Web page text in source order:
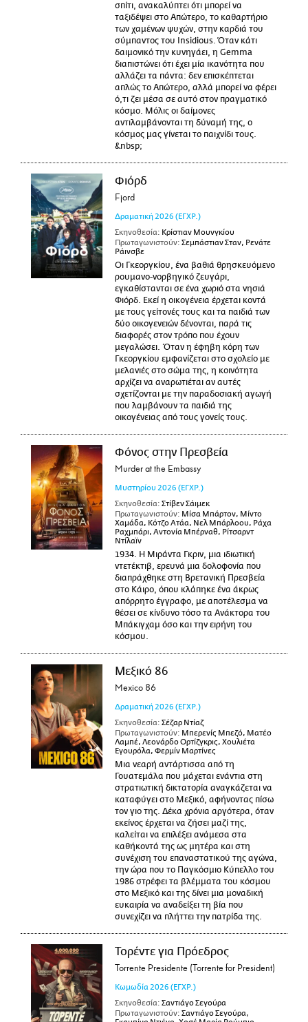
σπίτι, ανακαλύπτει ότι μπορεί να
ταξιδέψει στο Απώτερο, το καθαρτήριο
των χαμένων ψυχών, στην καρδιά του
σύμπαντος του Insidious. Όταν κάτι
δαιμονικό την κυνηγάει, η Gemma
διαπιστώνει ότι έχει μία ικανότητα που
αλλάζει τα πάντα: δεν επισκέπτεται
απλώς το Απώτερο, αλλά μπορεί να φέρει
ό,τι ζει μέσα σε αυτό στον πραγματικό
κόσμο. Μόλις οι δαίμονες
αντιλαμβάνονται τη δύναμή της, ο
κόσμος μας γίνεται το παιχνίδι τους.
&nbsp;
Φιόρδ
Fjord
Δραματική 2026 (ΕΓΧΡ.)
Σκηνοθεσία: Κρίστιαν Μουνγκίου
Πρωταγωνιστούν: Σεμπάστιαν Σταν, Ρενάτε
Ράινσβε
Οι Γκεοργκίου, ένα βαθιά θρησκευόμενο
ρουμανο-νορβηγικό ζευγάρι,
εγκαθίστανται σε ένα χωριό στα νησιά
Φιόρδ. Εκεί η οικογένεια έρχεται κοντά
με τους γείτονές τους και τα παιδιά των
δύο οικογενειών δένονται, παρά τις
διαφορές στον τρόπο που έχουν
μεγαλώσει. Όταν η έφηβη κόρη των
Γκεοργκίου εμφανίζεται στο σχολείο με
μελανιές στο σώμα της, η κοινότητα
αρχίζει να αναρωτιέται αν αυτές
σχετίζονται με την παραδοσιακή αγωγή
που λαμβάνουν τα παιδιά της
οικογένειας από τους γονείς τους.
Φόνος στην Πρεσβεία
Murder at the Embassy
Μυστηρίου 2026 (ΕΓΧΡ.)
Σκηνοθεσία: Στίβεν Σάιμεκ
Πρωταγωνιστούν: Μίσα Μπάρτον, Μίντο
Χαμάδα, Κότζο Ατάα, Νελ Μπάρλοου, Ράχα
Ραχμπάρι, Αντονία Μπέρναθ, Ρίτσαρντ
Ντίλαϊν
1934. Η Μιράντα Γκριν, μια ιδιωτική
ντετέκτιβ, ερευνά μια δολοφονία που
διαπράχθηκε στη Βρετανική Πρεσβεία
στο Κάιρο, όπου κλάπηκε ένα άκρως
απόρρητο έγγραφο, με αποτέλεσμα να
θέσει σε κίνδυνο τόσο τα Ανάκτορα του
Μπάκιγχαμ όσο και την ειρήνη του
κόσμου.
Μεξικό 86
Mexico 86
Δραματική 2026 (ΕΓΧΡ.)
Σκηνοθεσία: Σέζαρ Ντίαζ
Πρωταγωνιστούν: Μπερενίς Μπεζό, Ματέο
Λαμπέ, Λεονάρδο Ορτίζγκρις, Χουλιέτα
Εγουρόλα, Φερμίν Μαρτίνες
Μια νεαρή αντάρτισσα από τη
Γουατεμάλα που μάχεται ενάντια στη
στρατιωτική δικτατορία αναγκάζεται να
καταφύγει στο Μεξικό, αφήνοντας πίσω
τον γιο της. Δέκα χρόνια αργότερα, όταν
εκείνος έρχεται να ζήσει μαζί της,
καλείται να επιλέξει ανάμεσα στα
καθήκοντά της ως μητέρα και στη
συνέχιση του επαναστατικού της αγώνα,
την ώρα που το Παγκόσμιο Κύπελλο του
1986 στρέφει τα βλέμματα του κόσμου
στο Μεξικό και της δίνει μια μοναδική
ευκαιρία να αναδείξει τη βία που
συνεχίζει να πλήττει την πατρίδα της.
Τορέντε για Πρόεδρος
Torrente Presidente (Torrente for President)
Κωμωδία 2026 (ΕΓΧΡ.)
Σκηνοθεσία: Σαντιάγο Σεγούρα
Πρωταγωνιστούν: Σαντιάγο Σεγούρα,